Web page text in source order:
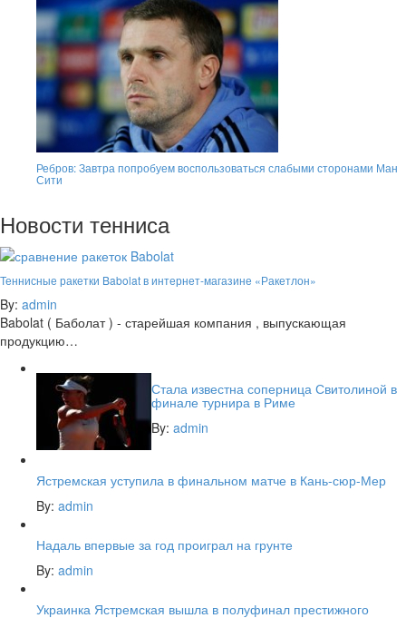
Ребров: Завтра попробуем воспользоваться слабыми сторонами Ман
Сити
Новости тенниса
Теннисные ракетки Babolat в интернет-магазине «Ракетлон»
By: admin
Babolat ( Баболат ) - старейшая компания , выпускающая
продукцию…
Стала известна соперница Свитолиной в
финале турнира в Риме
By: admin
Ястремская уступила в финальном матче в Кань-сюр-Мер
By: admin
Надаль впервые за год проиграл на грунте
By: admin
Украинка Ястремская вышла в полуфинал престижного